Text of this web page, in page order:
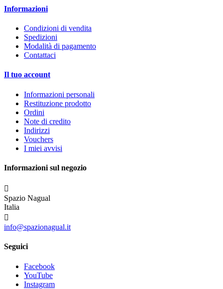
Informazioni
Condizioni di vendita
Spedizioni
Modalità di pagamento
Contattaci
Il tuo account
Informazioni personali
Restituzione prodotto
Ordini
Note di credito
Indirizzi
Vouchers
I miei avvisi
Informazioni sul negozio

Spazio Nagual
Italia

info@spazionagual.it
Seguici
Facebook
YouTube
Instagram